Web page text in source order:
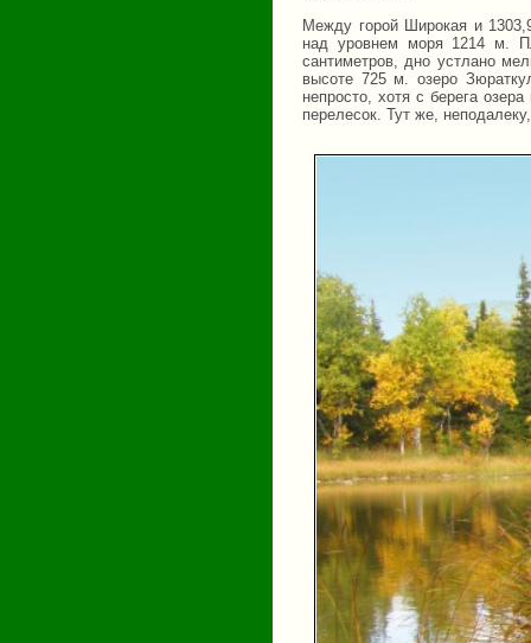
Между горой Широкая и
над уровнем моря 1214 м.
сантиметров, дно устлано
высоте 725 м. озеро
непросто, хотя с берега
перелесок. Тут же,